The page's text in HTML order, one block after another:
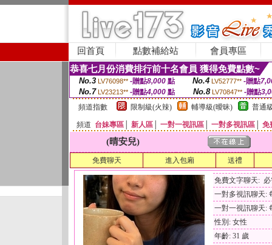
回首頁 點數補給站 會員專區
恭喜七月份消費排行前十名會員 獲得免費點數~
No.3 LV76098** -贈點8,000點 No.4 LV52777** -贈點
No.7 LV23213** -贈點4,000 點 No.8 LV70847** -贈點
頻道指數
限制級(火辣) 輔導級(曖昧) 普通
頻道 台妹專區 新人區 一對一視訊區 一對多視訊區 免
(晴安兒)
免費聊天 進入包廂 送禮
免費文字聊天:
一對多視訊聊天:
一對一視訊聊天:
性別: 女性
年齡: 31 歲